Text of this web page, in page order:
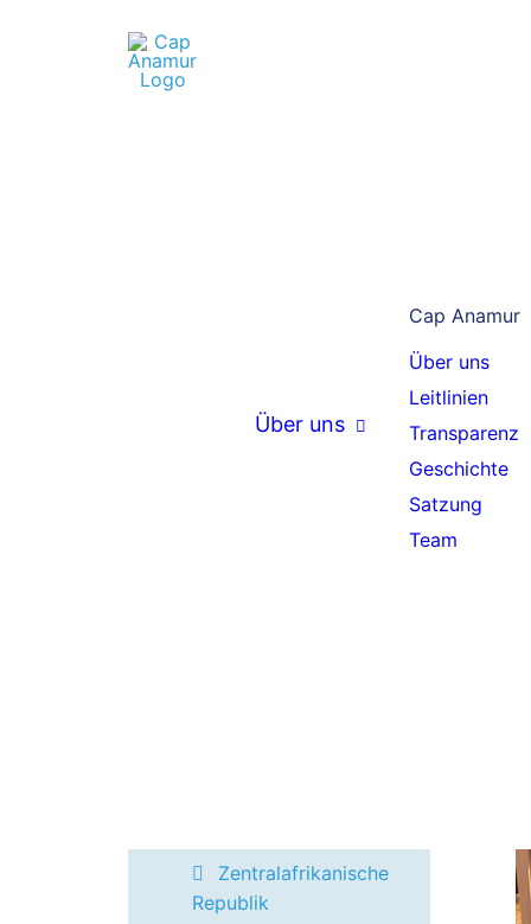
Über uns
Cap Anamur
Über uns
Leitlinien
Transparenz
Geschichte
Satzung
Team
Aktuelle Projekte
Zentralafrikanische
Republik